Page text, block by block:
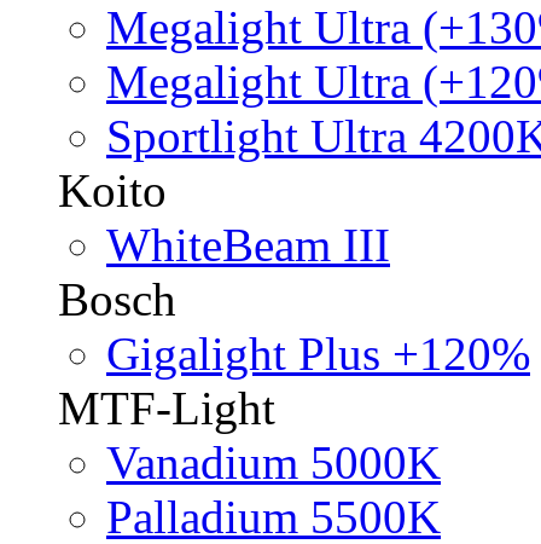
Megalight Ultra
Megalight Ultra
Sportlight Ultra
Koito
WhiteBeam III
Bosch
Gigalight Plus +120%
MTF-Light
Vanadium 5000K
Palladium 5500K